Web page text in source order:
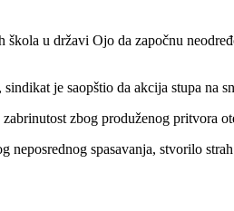
u državi Ojo da započnu
je saopštio da akcija stupa na
zbog produženog pritvora
spasavanja, stvorilo